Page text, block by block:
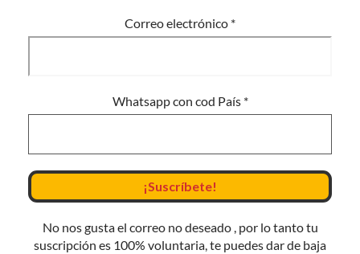
Correo electrónico *
Whatsapp con cod País *
No nos gusta el correo no deseado , por lo tanto tu
suscripción es 100% voluntaria, te puedes dar de baja